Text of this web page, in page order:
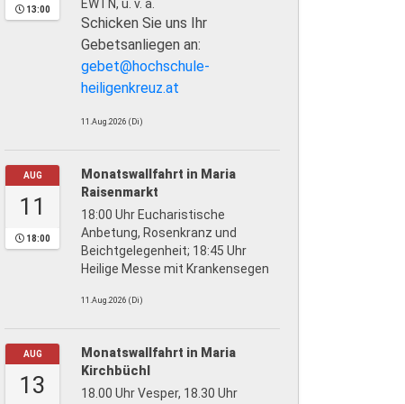
13:00 EWTN, u. v. a.
Schicken Sie uns Ihr
Gebetsanliegen an:
gebet@hochschule-
heiligenkreuz.at
11.Aug.2026 (Di)
AUG
11
18:00
Monatswallfahrt in Maria
Raisenmarkt
18:00 Uhr Eucharistische
Anbetung, Rosenkranz und
Beichtgelegenheit; 18:45 Uhr
Heilige Messe mit Krankensegen
11.Aug.2026 (Di)
AUG
13
Monatswallfahrt in Maria
Kirchbüchl
18.00 Uhr Vesper, 18.30 Uhr